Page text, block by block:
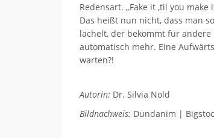
Redensart. „Fake it ‚til you
Das heißt nun nicht, dass man
lächelt, der bekommt für
automatisch mehr. Eine
warten?!
Autorin: Dr. Silvia Nold
Bildnachweis: Dundanim |